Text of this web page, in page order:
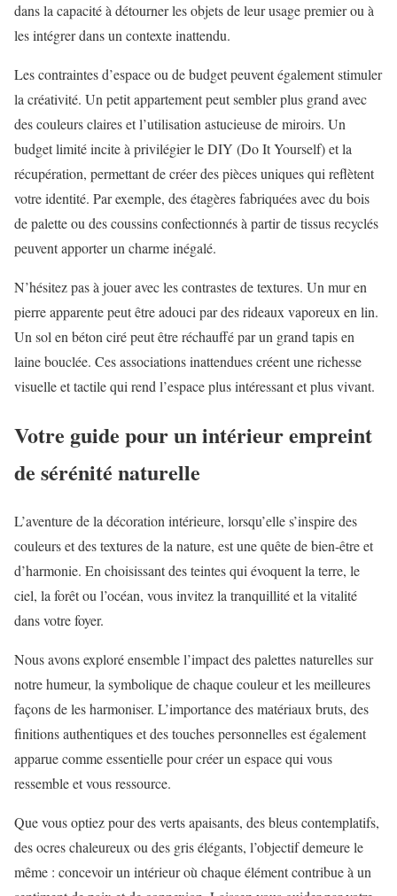
dans la capacité à détourner les objets de leur usage premier ou à
les intégrer dans un contexte inattendu.
Les contraintes d’espace ou de budget peuvent également stimuler
la créativité. Un petit appartement peut sembler plus grand avec
des couleurs claires et l’utilisation astucieuse de miroirs. Un
budget limité incite à privilégier le DIY (Do It Yourself) et la
récupération, permettant de créer des pièces uniques qui reflètent
votre identité. Par exemple, des étagères fabriquées avec du bois
de palette ou des coussins confectionnés à partir de tissus recyclés
peuvent apporter un charme inégalé.
N’hésitez pas à jouer avec les contrastes de textures. Un mur en
pierre apparente peut être adouci par des rideaux vaporeux en lin.
Un sol en béton ciré peut être réchauffé par un grand tapis en
laine bouclée. Ces associations inattendues créent une richesse
visuelle et tactile qui rend l’espace plus intéressant et plus vivant.
Votre guide pour un intérieur empreint
de sérénité naturelle
L’aventure de la décoration intérieure, lorsqu’elle s’inspire des
couleurs et des textures de la nature, est une quête de bien-être et
d’harmonie. En choisissant des teintes qui évoquent la terre, le
ciel, la forêt ou l’océan, vous invitez la tranquillité et la vitalité
dans votre foyer.
Nous avons exploré ensemble l’impact des palettes naturelles sur
notre humeur, la symbolique de chaque couleur et les meilleures
façons de les harmoniser. L’importance des matériaux bruts, des
finitions authentiques et des touches personnelles est également
apparue comme essentielle pour créer un espace qui vous
ressemble et vous ressource.
Que vous optiez pour des verts apaisants, des bleus contemplatifs,
des ocres chaleureux ou des gris élégants, l’objectif demeure le
même : concevoir un intérieur où chaque élément contribue à un